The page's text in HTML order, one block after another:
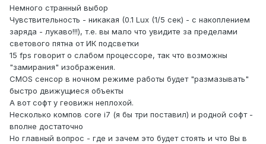
Немного странный выбор
Чувствительность - никакая (0.1 Lux (1/5 сек) - с накоплением
заряда - лукаво!!!), т.е. вы мало что увидите за пределами
светового пятна от ИК подсветки
15 fps говорит о слабом процессоре, так что возможны
"замирания" изображения.
CMOS сенсор в ночном режиме работы будет "размазывать"
быстро движущиеся объекты
А вот софт у геовижн неплохой.
Несколько компов core i7 (я бы три поставил) и родной софт -
вполне достаточно
Но главный вопрос - где и зачем это будет стоять и что Вы в